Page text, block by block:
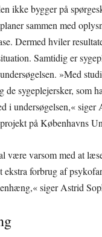
ikke bygger på
sammen med
Dermed hviler
Samtidig er
»Med
de sygeplejersker, som
i undersøgelsen,«
på Københavns
være varsom med at
forbrug af
siger Astrid